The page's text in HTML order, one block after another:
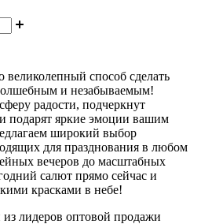
способ сделать
и незабываемым!
радости, подчеркнут
подарят яркие эмоции вашим
широкий выбор
для празднования в любом
вечеров до масштабных
салют прямо сейчас и
красками в небе!
лидеров оптовой продажи